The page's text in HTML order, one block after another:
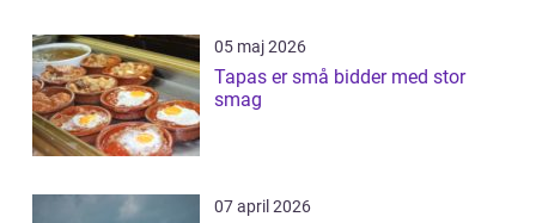
05 maj 2026
Tapas er små bidder med stor
smag
07 april 2026